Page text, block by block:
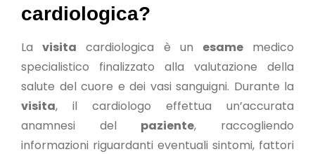
cardiologica?
Lavisita cardiologica è un esamemedico
specialistico finalizzato alla valutazione della
salute del cuore e dei vasi sanguigni. Durante la
visita, il cardiologo effettua un’accurata
anamnesi del paziente, raccogliendo
informazioni riguardanti eventuali sintomi, fattori